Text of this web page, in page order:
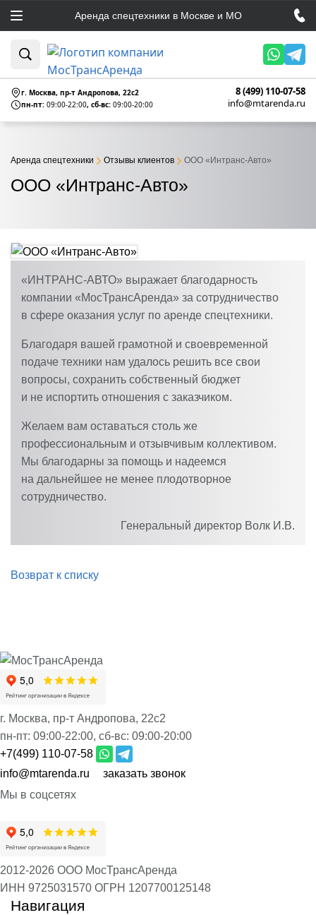
Аренда спецтехники в Москве и МО
г. Москва, пр-т Андропова, 22c2
пн-пт: 09:00-22:00, сб-вс: 09:00-20:00
8 (499) 110-07-58
info@mtarenda.ru
ООО «Интранс-Авто»
Аренда спецтехники Отзывы клиентов ООО «Интранс-Авто»
«ИНТРАНС-АВТО» выражает благодарность
компании «МосТрансАренда» за сотрудничество
в сфере оказания услуг по аренде спецтехники.
Благодаря вашей грамотной и своевременной
подаче техники нам удалось решить все свои
вопросы, сохранить собственный бюджет
и не испортить отношения с заказчиком.
Желаем вам оставаться столь же
профессиональным и отзывчивым коллективом.
Мы благодарны за помощь и надеемся
на дальнейшее не менее плодотворное
сотрудничество.
Генеральный директор Волк И.В.
Возврат к списку
г. Москва, пр-т Андропова, 22с2
пн-пт: 09:00-22:00, сб-вс: 09:00-20:00
+7(499) 110-07-58
info@mtarenda.ru
заказать звонок
Мы в соцсетях
2012-2026 ООО МосТрансАренда
ИНН 9725031570 ОГРН 1207700125148
Навигация